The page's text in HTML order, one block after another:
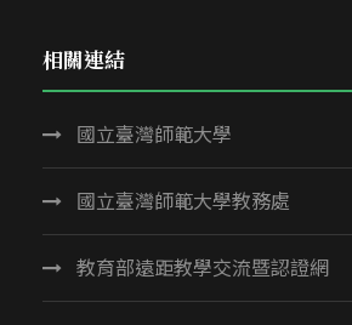
相關連結
國立臺灣師範大學
國立臺灣師範大學教務處
教育部遠距教學交流暨認證網